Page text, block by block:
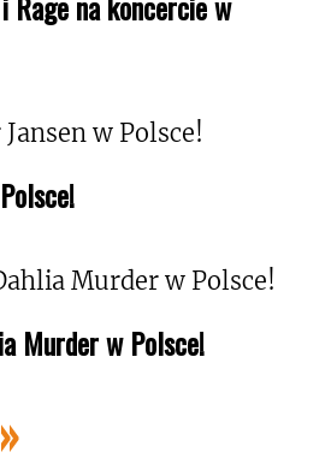
Murder w Polsce!